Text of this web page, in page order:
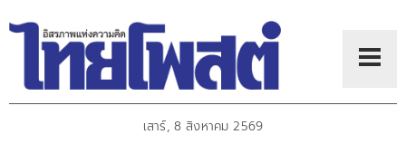
เสาร์, 8 สิงหาคม 2569